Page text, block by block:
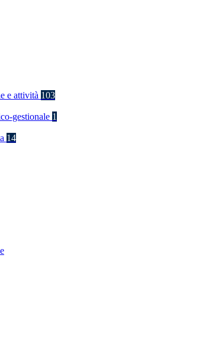
e attività 103
gestionale 1
14